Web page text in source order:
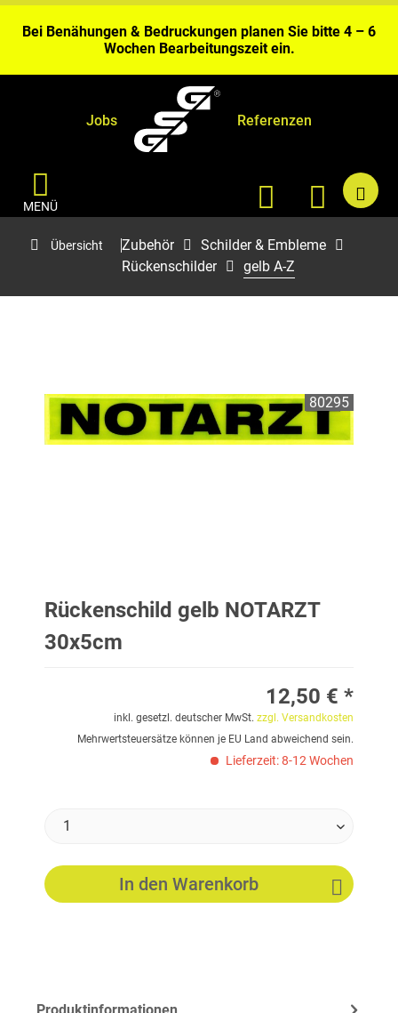
Bei Benähungen & Bedruckungen planen Sie bitte 4 – 6
Wochen Bearbeitungszeit ein.
Gerolstein.
Jobs Referenzen
MENÜ
Übersicht Zubehör
Schilder & Embleme
Rückenschilder
gelb A-Z
80295
Rückenschild gelb NOTARZT
30x5cm
12,50 € *
inkl. gesetzl. deutscher MwSt. zzgl. Versandkosten
Mehrwertsteuersätze können je EU Land abweichend sein.
Lieferzeit: 8-12 Wochen
In den Warenkorb